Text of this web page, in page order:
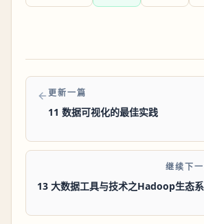
更新一篇
11 数据可视化的最佳实践
继续下
13 大数据工具与技术之Hadoop生态